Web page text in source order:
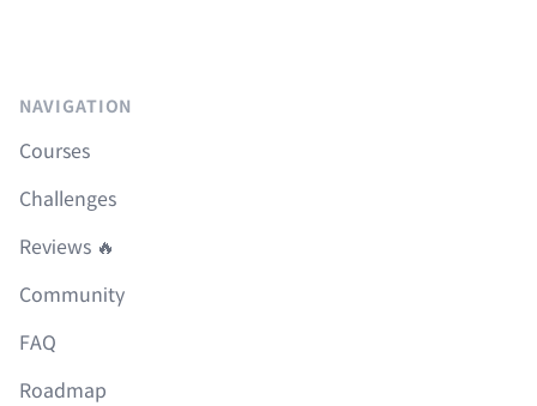
NAVIGATION
Courses
Challenges
Reviews 🔥
Community
FAQ
Roadmap